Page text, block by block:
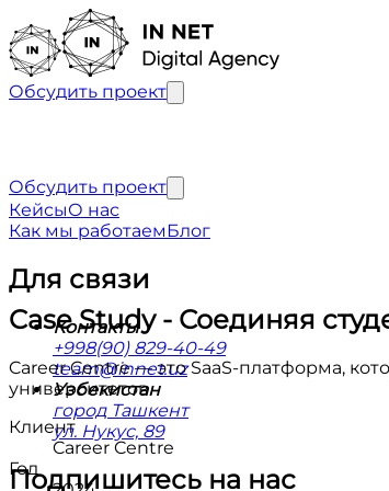
Обсудить проект
Обсудить проект
КейсыО нас
Как мы работаемБлог
Для связи
Контакты
+998(90) 829-40-49
team@innet.uz
Узбекистан
город Ташкент
ул. Нукус, 89
Подпишитесь на нас
Case Study- Соединяя
Career Centre — это SaaS-платформа,
университетов.
Клиент
Career Centre
Год